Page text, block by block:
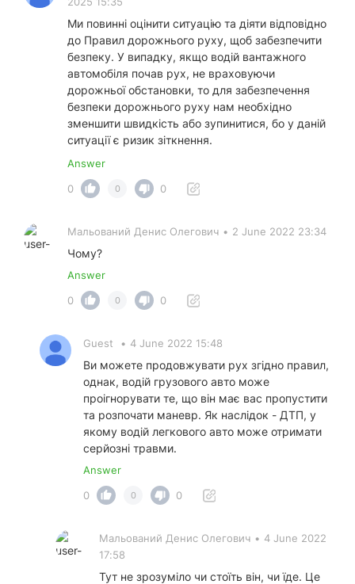
Ми повинні оцінити ситуацію та діяти відповідно
до Правил дорожнього руху, щоб забезпечити
безпеку. У випадку, якщо водій вантажного
автомобіля почав рух, не враховуючи
дорожньої обстановки, то для забезпечення
безпеки дорожнього руху нам необхідно
зменшити швидкість або зупинитися, бо у даній
ситуації є ризик зіткнення.
Answer
0
0 0
Мальований Денис Олегович • 2 June 2022 23:34
Чому?
Answer
0
0 0
Guest • 4 June 2022 15:48
Ви можете продовжувати рух згідно правил,
однак, водій грузового авто може
проігнорувати те, що він має вас пропустити
та розпочати маневр. Як наслідок - ДТП, у
якому водій легкового авто може отримати
серйозні травми.
Answer
0
0 0
Мальований Денис Олегович • 4 June 2022
17:58
Тут не зрозуміло чи стоїть він, чи їде. Це